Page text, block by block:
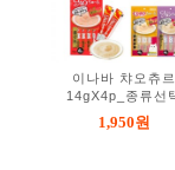
이나바 챠오츄르
14gX4p_종류선
1,950원